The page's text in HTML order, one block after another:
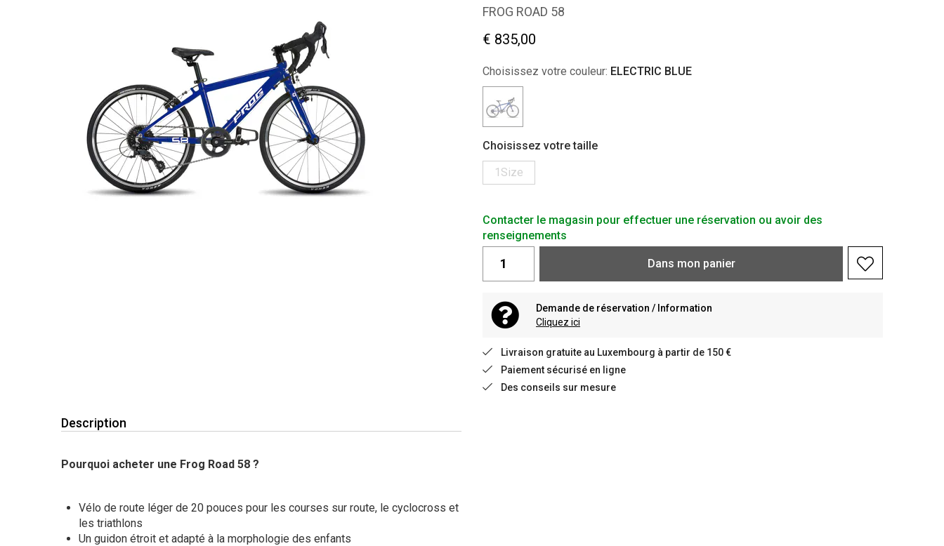
FROG ROAD 58
€ 835,00
Choisissez votre couleur: ELECTRIC BLUE
Choisissez votre taille
1Size
Contacter le magasin pour effectuer une réservation ou avoir des
renseignements
Dans mon panier
Demande de réservation / Information
Cliquez ici
Livraison gratuite au Luxembourg à partir de 150 €
Paiement sécurisé en ligne
Des conseils sur mesure
Description
Pourquoi acheter une Frog Road 58 ?
Vélo de route léger de 20 pouces pour les courses sur route, le cyclocross et
les triathlons
Un guidon étroit et adapté à la morphologie des enfants